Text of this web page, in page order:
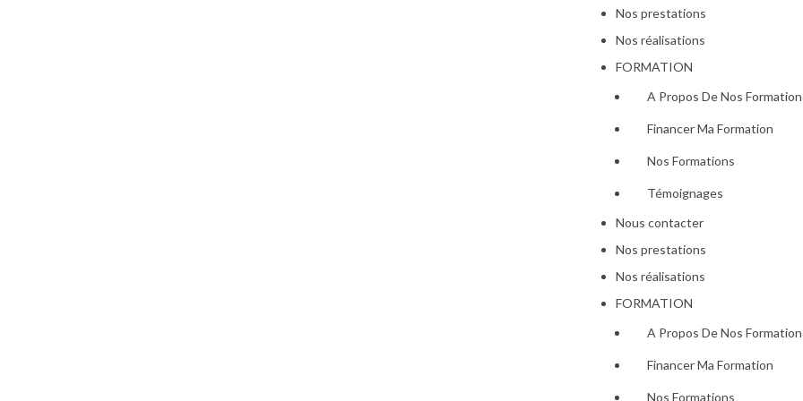
Nos prestations
Nos réalisations
FORMATION
A Propos De Nos
Financer Ma Formation
Nos Formations
Témoignages
Nous contacter
Nos prestations
Nos réalisations
FORMATION
A Propos De Nos
Financer Ma Formation
Nos Formations